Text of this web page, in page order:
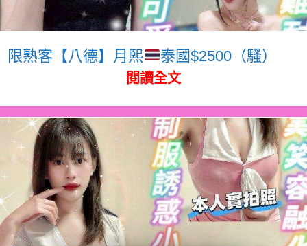
限熟客【八德】月熙 泰國$2500（騷）
閱讀全文